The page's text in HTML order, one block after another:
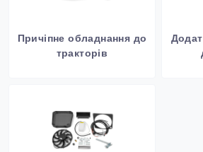
Причіпне обладнання до
тракторів